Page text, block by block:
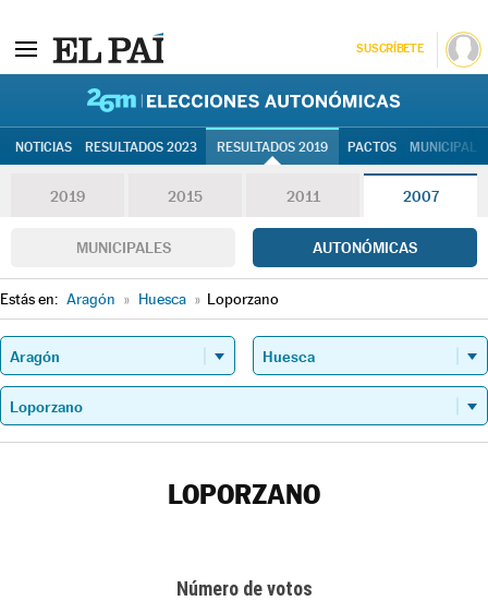
SUSCRÍBETE
NOTICIAS RESULTADOS 2023 RESULTADOS 2019 PACTOS
2019 2015 2011 2007
MUNICIPALES AUTONÓMICAS
Estás en: Aragón » Huesca » Loporzano
LOPORZANO
Número de votos